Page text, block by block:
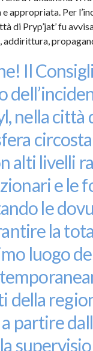
appropriata. Per
di Pryp’jat’ fu
Il
nella città
alti livelli
e le
le
la
luogo
partire